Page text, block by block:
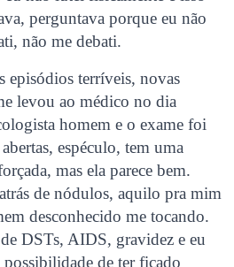
perguntava porque eu não
não me debati.
episódios terríveis, novas
levou ao médico no dia
homem e o exame foi
espéculo, tem uma
mas ela parece bem.
de nódulos, aquilo pra mim
desconhecido me tocando.
DSTs, AIDS, gravidez e eu
de ter ficado